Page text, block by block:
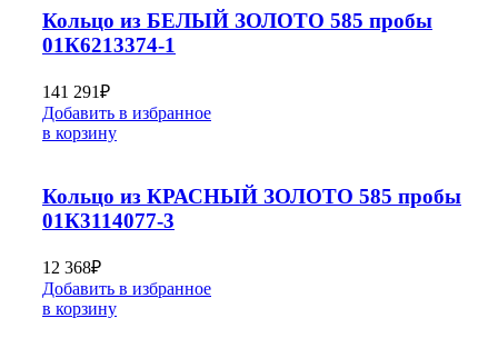
Кольцо из БЕЛЫЙ ЗОЛОТО 585 пробы
01К6213374-1
141 291₽
Добавить в избранное
в корзину
Кольцо из КРАСНЫЙ ЗОЛОТО 585 пробы
01К3114077-3
12 368₽
Добавить в избранное
в корзину